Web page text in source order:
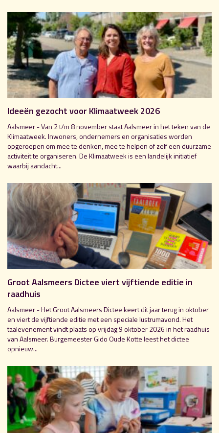
Ideeën gezocht voor Klimaatweek 2026
Aalsmeer - Van 2 t/m 8 november staat Aalsmeer in het teken van de
Klimaatweek. Inwoners, ondernemers en organisaties worden
opgeroepen om mee te denken, mee te helpen of zelf een duurzame
activiteit te organiseren. De Klimaatweek is een landelijk initiatief
waarbij aandacht...
Groot Aalsmeers Dictee viert vijftiende editie in
raadhuis
Aalsmeer - Het Groot Aalsmeers Dictee keert dit jaar terug in oktober
en viert de vijftiende editie met een speciale lustrumavond. Het
taalevenement vindt plaats op vrijdag 9 oktober 2026 in het raadhuis
van Aalsmeer. Burgemeester Gido Oude Kotte leest het dictee
opnieuw...